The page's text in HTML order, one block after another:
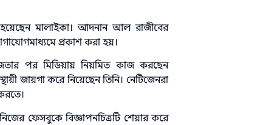
হয়েছেন মালাইকা। আদনান আল রাজীবের
প্রকাশ করা হয়।
পর মিডিয়ায় নিয়মিত কাজ করছেন
জায়গা করে নিয়েছেন তিনি। নেটিজেনরা
ফেসবুকে বিজ্ঞাপনচিত্রটি শেয়ার করে